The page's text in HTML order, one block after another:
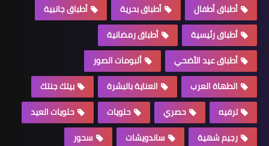
أطباق أطفال أطباق بحرية
أطباق جانبية
أطباق رئيسية
أطباق رمضانية
أطباق عيد الأضحي
ألبومات الصور
الطهاة العرب
العناية بالبشرة
بيتك جنتك
ترفيه
حصري حلويات
حلويات العيد
رجيم شهية
ساندويشات
سحور